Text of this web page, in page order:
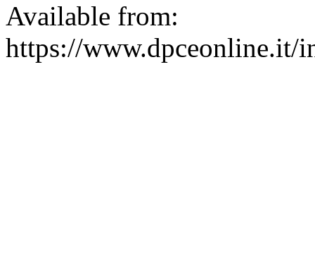
Available from:
https://www.dpceonline.it/